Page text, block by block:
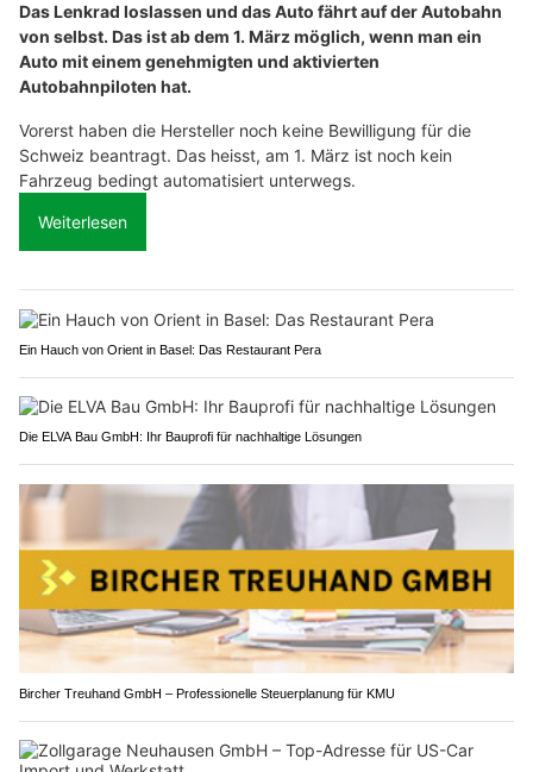
Das Lenkrad loslassen und das Auto fährt auf der Autobahn
von selbst. Das ist ab dem 1. März möglich, wenn man ein
Auto mit einem genehmigten und aktivierten
Autobahnpiloten hat.
Vorerst haben die Hersteller noch keine Bewilligung für die
Schweiz beantragt. Das heisst, am 1. März ist noch kein
Fahrzeug bedingt automatisiert unterwegs.
Weiterlesen
Ein Hauch von Orient in Basel: Das Restaurant Pera
Die ELVA Bau GmbH: Ihr Bauprofi für nachhaltige Lösungen
Bircher Treuhand GmbH – Professionelle Steuerplanung für KMU